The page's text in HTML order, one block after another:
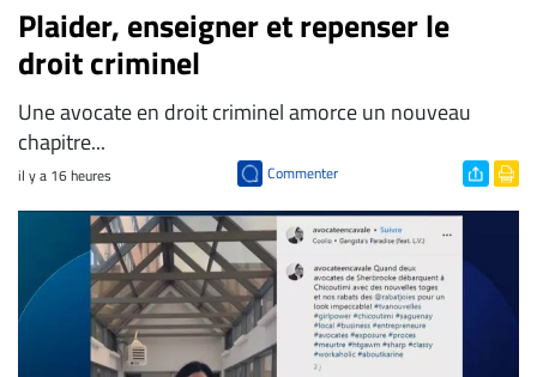
Plaider, enseigner et repenser le
droit criminel
Une avocate en droit criminel amorce un nouveau
chapitre...
il y a 16 heures Commenter